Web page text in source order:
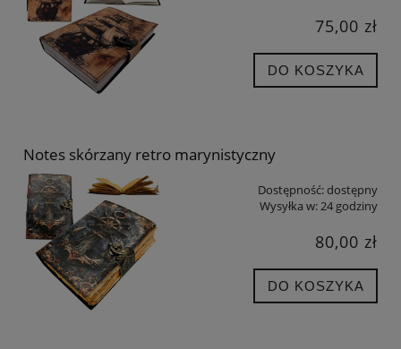
75,00 zł
DO KOSZYKA
Notes skórzany retro marynistyczny
Dostępność:dostępny
Wysyłka w:24 godziny
80,00 zł
DO KOSZYKA